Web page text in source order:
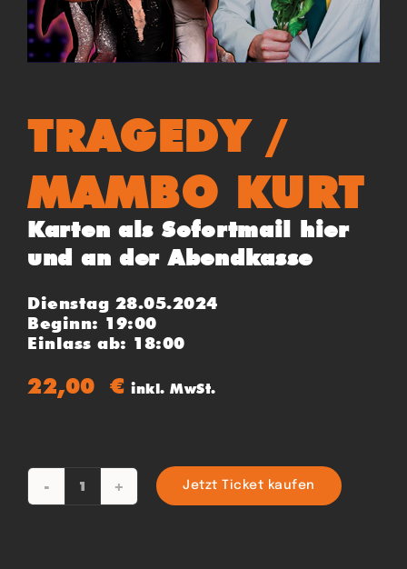
TRAGEDY /
MAMBO KURT
Karten als Sofortmail hier
und an der Abendkasse
Dienstag 28.05.2024
Beginn: 19:00
Einlass ab: 18:00
22,00€ inkl. MwSt.
TRAGEDY
Jetzt Ticket kaufen